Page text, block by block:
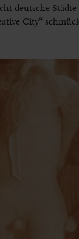
deutsche
City“